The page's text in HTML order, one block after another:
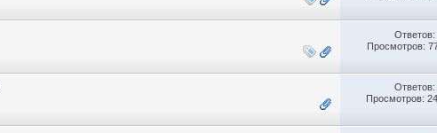
Ответов:
Просмотров:
Ответов:
Просмотров: